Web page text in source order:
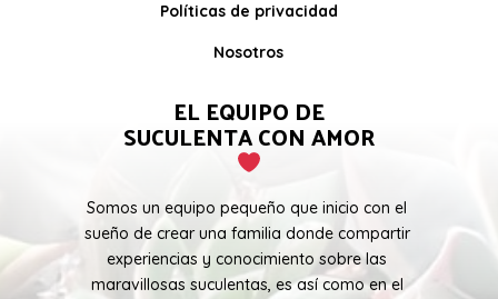
Políticas de privacidad
Nosotros
EL EQUIPO DE
SUCULENTA CON AMOR
Somos un equipo pequeño que inicio con el
sueño de crear una familia donde compartir
experiencias y conocimiento sobre las
maravillosas suculentas, es así como en el